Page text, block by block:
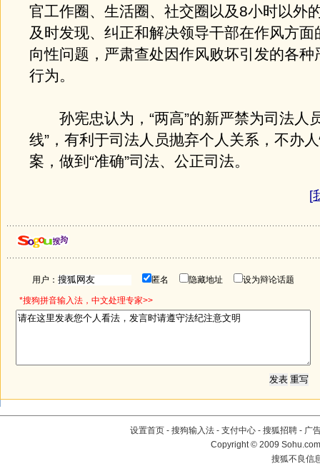
官工作圈、生活圈、社交圈以及8小时以外
及时发现、纠正和解决领导干部在作风方面
向性问题，严肃查处因作风败坏引发的各种
行为。
孙宪忠认为，“两高”的新严禁为司法人
线”，有利于司法人员抛弃个人关系，不办
案，做到“准确”司法、公正司法。
[
用户： 匿名 隐藏地址 设为辩论话题
*搜狗拼音输入法，中文处理专家>>
设置首页 - 搜狗输入法 - 支付中心 - 搜狐招聘 - 广
Copyright © 2009
搜狐不良信